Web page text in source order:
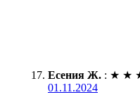
Есения Ж. : ★ ★
01.11.2024